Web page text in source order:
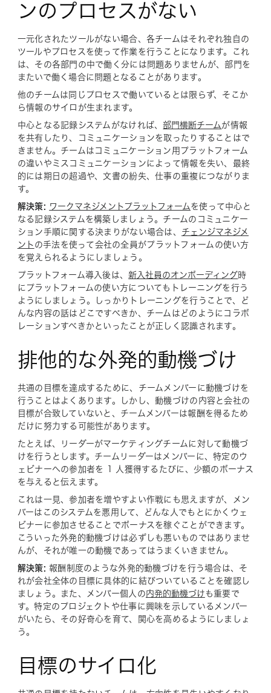
ンのプロセスがない
一元化されたツールがない場合、各チームはそれぞれ独自の
ツールやプロセスを使って作業を行うことになります。これ
は、その各部門の中で働く分には問題ありませんが、部門を
またいで働く場合に問題となることがあります。
他のチームは同じプロセスで働いているとは限らず、そこか
ら情報のサイロが生まれます。
中心となる記録システムがなければ、部門横断チーム が情報
を共有したり、コミュニケーションを取ったりすることはで
きません。チームはコミュニケーション用プラットフォーム
の違いやミスコミュニケーションによって情報を失い、最終
的には期日の超過や、文書の紛失、仕事の重複につながりま
す。
解決策: ワークマネジメントプラットフォーム を使って中心と
なる記録システムを構築しましょう。チームのコミュニケー
ション手順に関する決まりがない場合は、 チェンジマネジメ
ント の手法を使って会社の全員がプラットフォームの使い方
を覚えられるようにしましょう。
プラットフォーム導入後は、新入社員のオンボーディング時
にプラットフォームの使い方についてもトレーニングを行う
ようにしましょう。しっかりトレーニングを行うことで、ど
んな内容の話はどこですべきか、チームはどのようにコラボ
レーションすべきかといったことが正しく認識されます。
排他的な外発的動機づけ
共通の目標を達成するために、チームメンバーに動機づけを
行うことはよくあります。しかし、動機づけの内容と会社の
目標が合致していないと、チームメンバーは報酬を得るため
だけに努力する可能性があります。
たとえば、リーダーがマーケティングチームに対して動機づ
けを行うとします。チームリーダーはメンバーに、特定のウ
ェビナーへの参加者を 1 人獲得するたびに、少額のボーナス
を与えると伝えます。
これは一見、参加者を増やすよい作戦にも思えますが、メン
バーはこのシステムを悪用して、どんな人でもとにかくウェ
ビナーに参加させることでボーナスを稼ぐことができます。
こういった外発的動機づけは必ずしも悪いものではありませ
んが、それが唯一の動機であってはうまくいきません。
解決策: 報酬制度のような外発的動機づけを行う場合は、そ
れが会社全体の目標に具体的に結びついていることを確認し
ましょう。また、メンバー個人の 内発的動機づけも重要で
す。特定のプロジェクトや仕事に興味を示しているメンバー
がいたら、その好奇心を育て、関心を高めるようにしましょ
う。
目標のサイロ化